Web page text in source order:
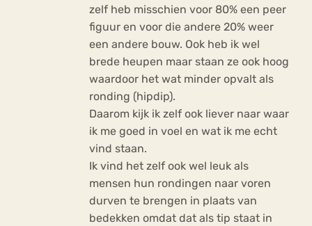
zelf heb misschien voor 80% een peer
figuur en voor die andere 20% weer
een andere bouw. Ook heb ik wel
brede heupen maar staan ze ook hoog
waardoor het wat minder opvalt als
ronding (hipdip).
Daarom kijk ik zelf ook liever naar waar
ik me goed in voel en wat ik me echt
vind staan.
Ik vind het zelf ook wel leuk als
mensen hun rondingen naar voren
durven te brengen in plaats van
bedekken omdat dat als tip staat in